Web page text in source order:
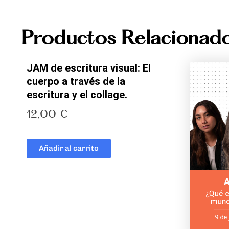
Productos
JAM de escritura visual: El
cuerpo a través de la
escritura y el collage.
12,00 €
Añadir al carrito